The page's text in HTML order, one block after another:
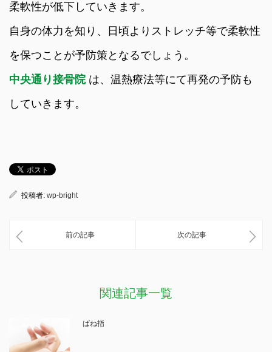
柔軟性が低下していきます。
自身の体力を知り、日頃よりストレッチ等で柔軟性
を保つことが予防策となるでしょう。
中央通り接骨院は、温熱療法等にて再発の予防も
していきます。
投稿者: wp-bright
前の記事 次の記事
関連記事一覧
ばね指